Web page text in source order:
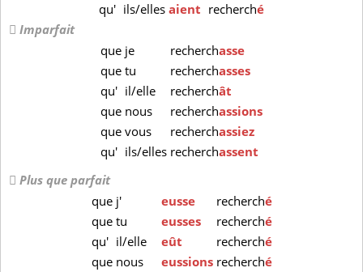
qu' ils/ellesaient recherché
Imparfait
que je recherchasse
quetu recherchasses
qu' il/elle recherchât
que nous recherchassions
quevous recherchassiez
qu' ils/elles recherchassent
Plus que parfait
que j' eusse recherché
que tu eusses recherché
qu' il/elle eût recherché
que nous eussions recherché